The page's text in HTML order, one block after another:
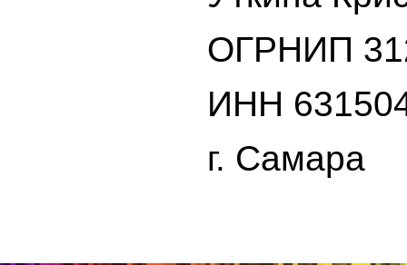
ОГРНИП
ИНН
г. Самара